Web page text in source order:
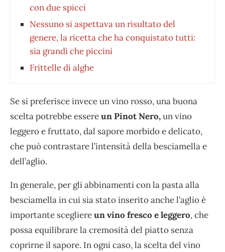
con due spicci
Nessuno si aspettava un risultato del
genere, la ricetta che ha conquistato tutti:
sia grandi che piccini
Frittelle di alghe
Se si preferisce invece un vino rosso, una buona
scelta potrebbe essereun Pinot Nero,un vino
leggero e fruttato, dal sapore morbido e delicato,
che può contrastare l’intensità della besciamella e
dell’aglio.
In generale, per gli abbinamenti con la pasta alla
besciamella in cui sia stato inserito anche l’aglio è
importante scegliereun vino fresco e leggero, che
possa equilibrare la cremosità del piatto senza
coprirne il sapore. In ogni caso, la scelta del vino